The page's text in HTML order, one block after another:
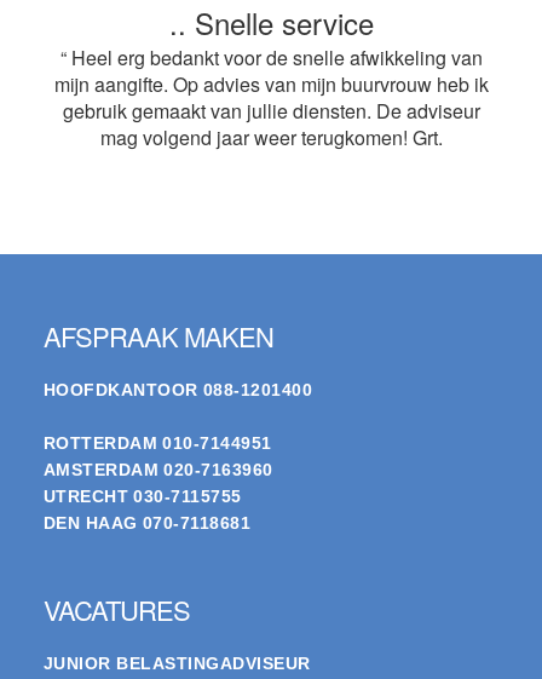
.. Snelle service
“ Heel erg bedankt voor de snelle afwikkeling van
mijn aangifte. Op advies van mijn buurvrouw heb ik
gebruik gemaakt van jullie diensten. De adviseur
mag volgend jaar weer terugkomen! Grt.
AFSPRAAK MAKEN
HOOFDKANTOOR 088-1201400
ROTTERDAM 010-7144951
AMSTERDAM 020-7163960
UTRECHT 030-7115755
DEN HAAG 070-7118681
VACATURES
JUNIOR BELASTINGADVISEUR